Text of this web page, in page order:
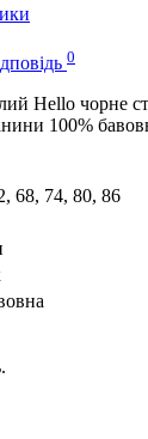
0
Hello чорне
100%
68, 74, 80, 86